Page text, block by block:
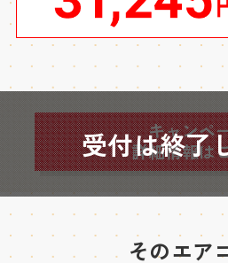
キャンペ
詳細情報は
受付は終了
そのエア